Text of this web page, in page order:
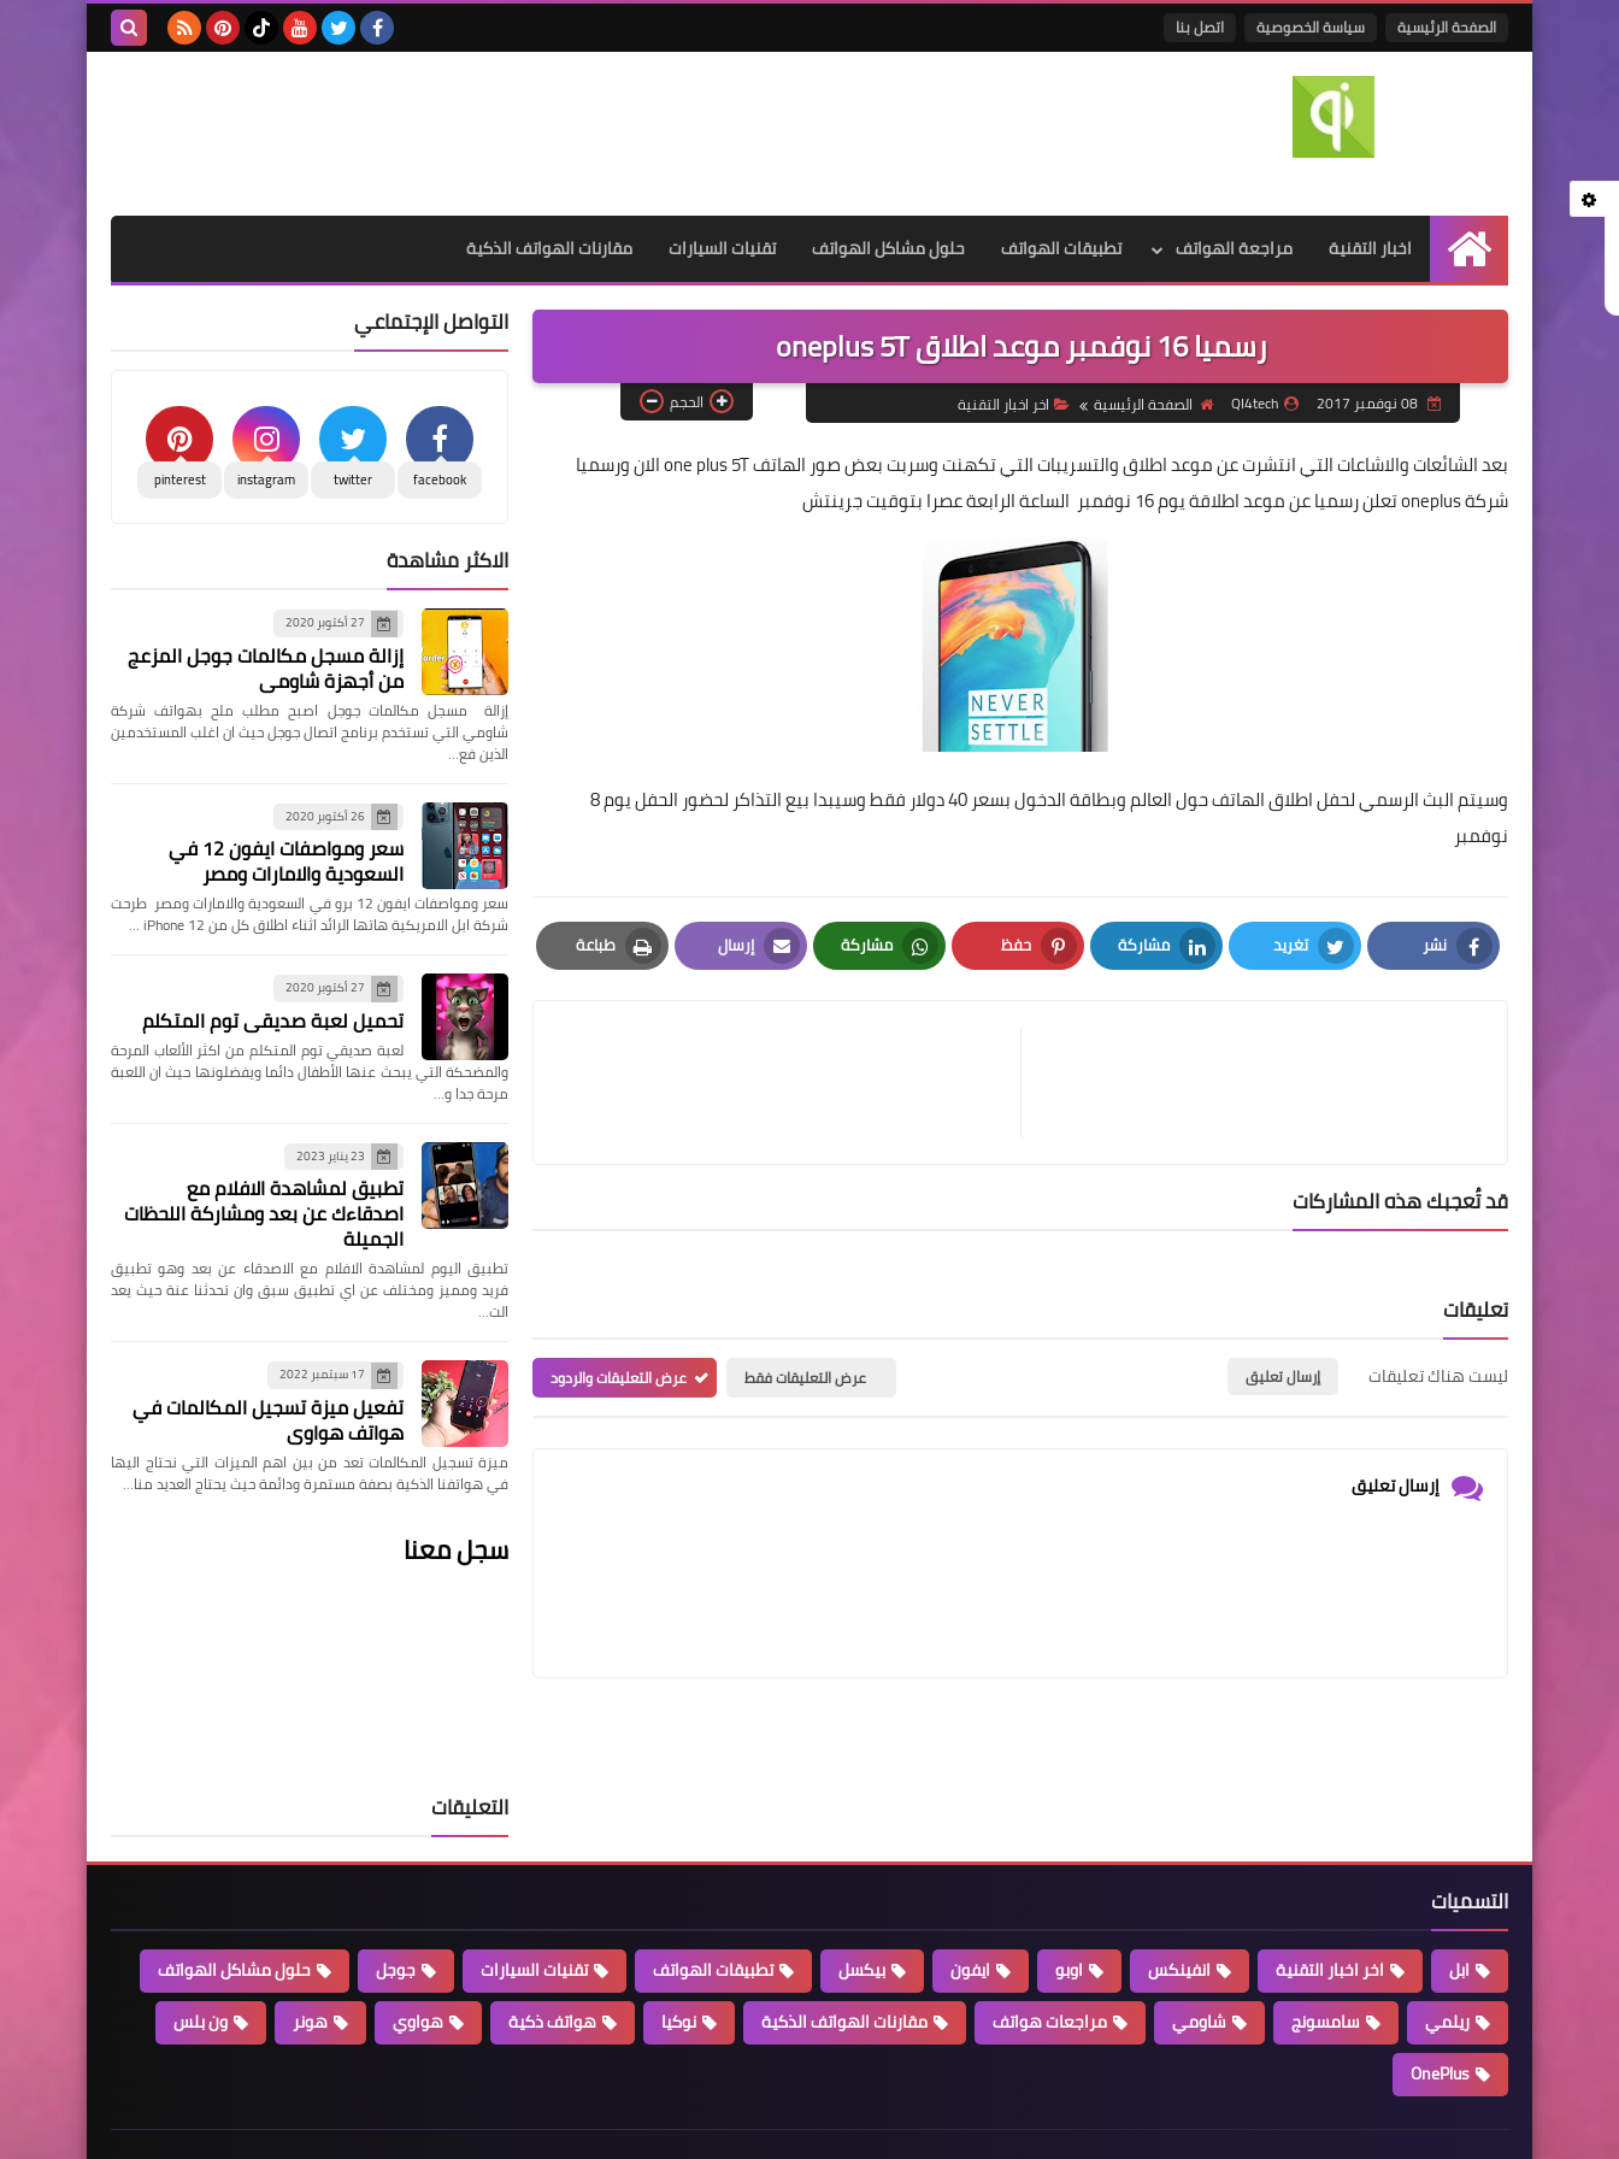
الصفحة الرئيسية سياسة الخصوصية اتصل بنا
الرئيسية
اخبار التقنية مراجعة الهواتف تطبيقات الهواتف حلول مشاكل الهواتف تقنيات السيارات مقارنات الهواتف الذكية
رسميا 16 نوفمبر موعد اطلاق oneplus 5T
08 نوفمبر 2017 QI4tech الصفحة الرئيسية اخر اخبار التقنية الحجم
بعد الشائعات والاشاعات التي انتشرت عن موعد اطلاق والتسريبات التي تكهنت وسربت بعض صور الهاتف one plus 5T الان ورسميا
شركة oneplus تعلن رسميا عن موعد اطلاقة يوم 16 نوفمبر الساعة الرابعة عصرا بتوقيت جرينتش
وسيتم البث الرسمي لحفل اطلاق الهاتف حول العالم وبطاقة الدخول بسعر 40 دولار فقط وسيبدا بيع التذاكر لحضور الحفل يوم 8
نوفمبر
نشر
Facebook
تغريد
Twitter
مشاركة
LinkedIn
حفظ
Pinterest
مشاركة
Whatsapp
إرسال
Email
طباعة
Print
قد تُعجبك هذه المشاركات
تعليقات
ليست هناك تعليقات إرسال تعليق عرض التعليقات فقط عرض التعليقات والردود
إرسال تعليق
التواصل الإجتماعي
facebook
twitter
instagram
pinterest
الاكثر مشاهدة
27 أكتوبر 2020
إزالة مسجل مكالمات جوجل المزعج
من أجهزة شاومي
إزالة مسجل مكالمات جوجل اصبح مطلب ملح بهواتف شركة
شاومي التي تستخدم برنامج اتصال جوجل حيث ان اغلب المستخدمين
الذين فع…
26 أكتوبر 2020
سعر ومواصفات ايفون 12 في
السعودية والامارات ومصر
سعر ومواصفات ايفون 12 برو في السعودية والامارات ومصر طرحت
شركة ابل الامريكية هاتها الرائد اثناء اطلاق كل من iPhone 12 …
27 أكتوبر 2020
تحميل لعبة صديقي توم المتكلم
لعبة صديقي توم المتكلم من اكثر الألعاب المرحة
والمضحكة التي يبحث عنها الأطفال دائما ويفضلونها حيث ان اللعبة
مرحة جدا و…
23 يناير 2023
تطبيق لمشاهدة الافلام مع
اصدقاءك عن بعد ومشاركة اللحظات
الجميلة
تطبيق اليوم لمشاهدة الافلام مع الاصدقاء عن بعد وهو تطبيق
فريد ومميز ومختلف عن اي تطبيق سبق وان تحدثنا عنة حيث يعد
الت…
17 سبتمبر 2022
تفعيل ميزة تسجيل المكالمات في
هواتف هواوي
ميزة تسجيل المكالمات تعد من بين اهم الميزات التي نحتاج اليها
في هواتفنا الذكية بصفة مستمرة ودائمة حيث يحتاج العديد منا…
سجل معنا
التعليقات
التسميات
ابل اخر اخبار التقنية انفينكس اوبو ايفون بيكسل تطبيقات الهواتف تقنيات السيارات جوجل
حلول مشاكل الهواتف
ريلمي
سامسونج شاومي مراجعات هواتف مقارنات الهواتف الذكية نوكيا هواتف ذكية هواوي هونر
ون بلس
OnePlus